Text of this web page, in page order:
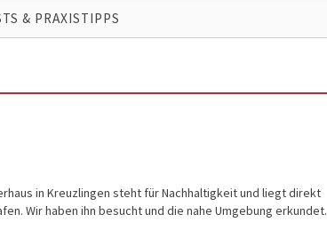
& PRAXISTIPPS
in Kreuzlingen steht für Nachhaltigkeit und liegt direkt
Wir haben ihn besucht und die nahe Umgebung erkundet.